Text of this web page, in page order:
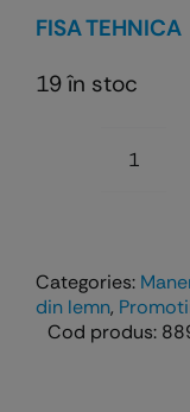
FISA TEHNICA
19 în stoc
finisaj
alb
Categories:
din lemn,
Cod produs: